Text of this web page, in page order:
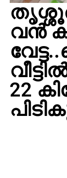
വന്‍
22